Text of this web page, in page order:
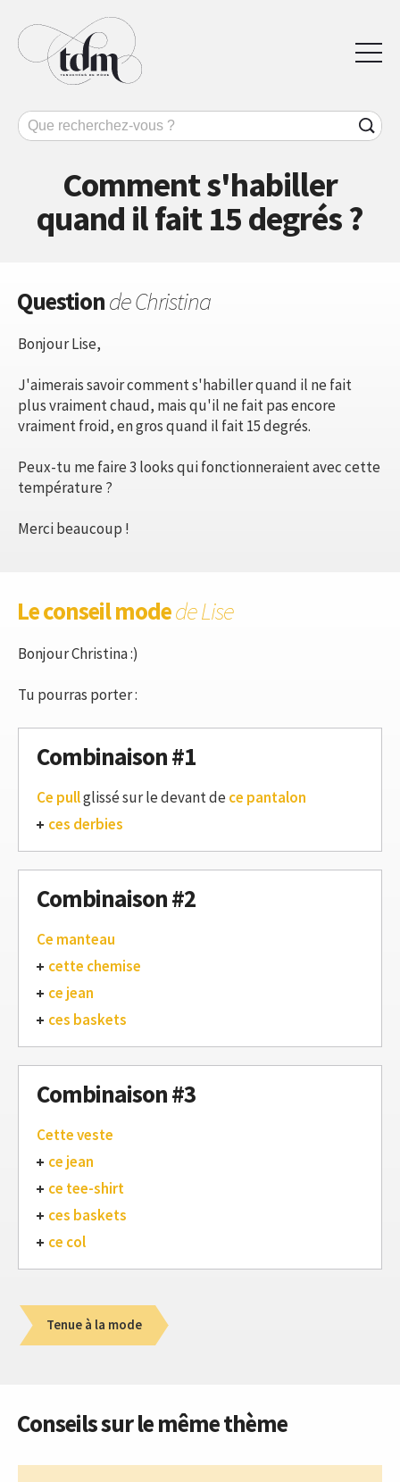
Comment s'habiller
quand il fait 15 degrés ?
Questionde Christina
Bonjour Lise,
J'aimerais savoir comment s'habiller quand il ne fait
plus vraiment chaud, mais qu'il ne fait pas encore
vraiment froid, en gros quand il fait 15 degrés.
Peux-tu me faire 3 looks qui fonctionneraient avec cette
température ?
Merci beaucoup !
Le conseil modede Lise
Bonjour Christina :)
Tu pourras porter :
Combinaison #1
Ce pullglissé sur le devant dece pantalon
ces derbies
Combinaison #2
Ce manteau
cette chemise
ce jean
ces baskets
Combinaison #3
Cette veste
ce jean
ce tee-shirt
ces baskets
ce col
Tenue à la mode
Conseils sur le même thème